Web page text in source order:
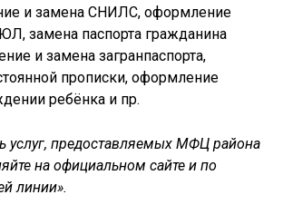
и замена СНИЛС, оформление
замена паспорта гражданина
и замена загранпаспорта,
прописки, оформление
ребёнка и пр.
услуг, предоставляемых МФЦ района
на официальном сайте и по
линии».